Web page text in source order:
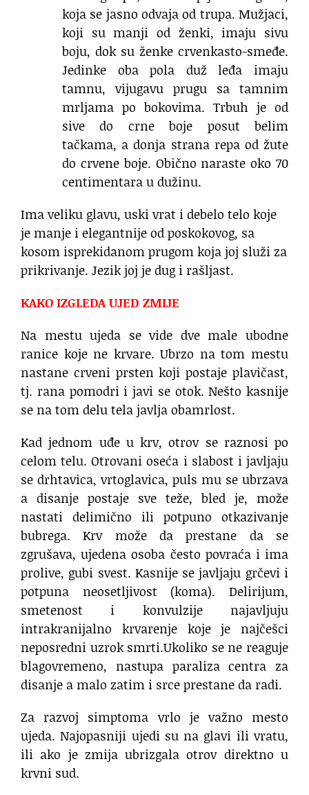
koja se jasno odvaja od trupa. Mužjaci,
koji su manji od ženki, imaju sivu
boju, dok su ženke crvenkasto-smeđe.
Jedinke oba pola duž leđa imaju
tamnu, vijugavu prugu sa tamnim
mrljama po bokovima. Trbuh je od
sive do crne boje posut belim
tačkama, a donja strana repa od žute
do crvene boje. Obično naraste oko 70
centimentara u dužinu.
Ima veliku glavu, uski vrat i debelo telo koje
je manje i elegantnije od poskokovog, sa
kosom isprekidanom prugom koja joj služi za
prikrivanje. Jezik joj je dug i rašljast.
KAKO IZGLEDA UJED ZMIJE
Na mestu ujeda se vide dve male ubodne
ranice koje ne krvare. Ubrzo na tom mestu
nastane crveni prsten koji postaje plavičast,
tj. rana pomodri i javi se otok. Nešto kasnije
se na tom delu tela javlja obamrlost.
Kad jednom uđe u krv, otrov se raznosi po
celom telu. Otrovani oseća i slabost i javljaju
se drhtavica, vrtoglavica, puls mu se ubrzava
a disanje postaje sve teže, bled je, može
nastati delimično ili potpuno otkazivanje
bubrega. Krv može da prestane da se
zgrušava, ujedena osoba često povraća i ima
prolive, gubi svest. Kasnije se javljaju grčevi i
potpuna neosetljivost (koma). Delirijum,
smetenost i konvulzije najavljuju
intrakranijalno krvarenje koje je najčešci
neposredni uzrok smrti.Ukoliko se ne reaguje
blagovremeno, nastupa paraliza centra za
disanje a malo zatim i srce prestane da radi.
Za razvoj simptoma vrlo je važno mesto
ujeda. Najopasniji ujedi su na glavi ili vratu,
ili ako je zmija ubrizgala otrov direktno u
krvni sud.